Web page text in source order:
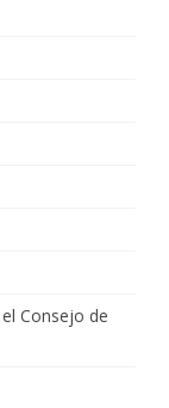
Consejo de